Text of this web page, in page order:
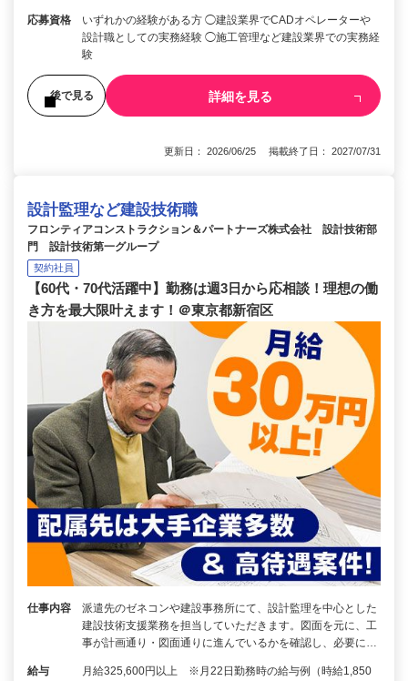
応募資格
いずれかの経験がある方 ◯建設業界でCADオペレーターや
設計職としての実務経験 ◯施工管理など建設業界での実務経
験
後で見る 詳細を見る
更新日： 2026/06/25 掲載終了日： 2027/07/31
設計監理など建設技術職
フロンティアコンストラクション＆パートナーズ株式会社 設計技術部
門 設計技術第一グループ
契約社員
【60代・70代活躍中】勤務は週3日から応相談！理想の働
き方を最大限叶えます！＠東京都新宿区
仕事内容
派遣先のゼネコンや建設事務所にて、設計監理を中心とした
建設技術支援業務を担当していただきます。図面を元に、工
事が計画通り・図面通りに進んでいるかを確認し、必要に…
給与
月給325,600円以上 ※月22日勤務時の給与例（時給1,850